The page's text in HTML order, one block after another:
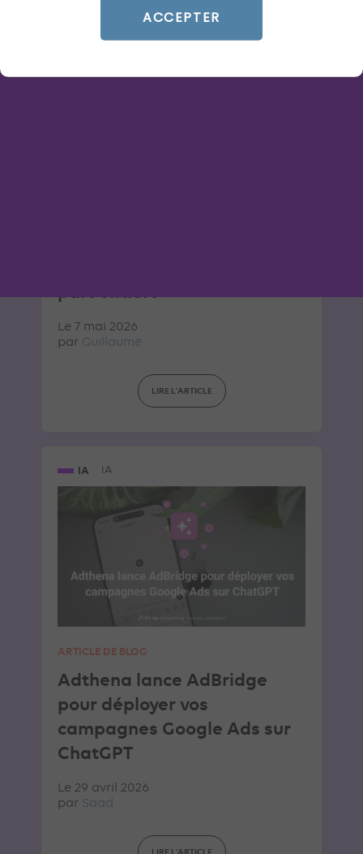
part entière
Le 7 mai 2026
par Guillaume
LIRE L'ARTICLE
IA IA
ARTICLE DE BLOG
Adthena lance AdBridge
pour déployer vos
campagnes Google Ads sur
ChatGPT
Le 29 avril 2026
par Saad
LIRE L'ARTICLE
ACCEPTER